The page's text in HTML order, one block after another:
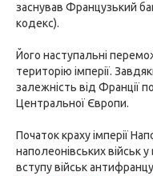
заснував Французький
кодекс).
Його наступальні
територію імперії.
залежність від Франції
Центральної Європи.
Початок краху імперії
наполеонівських військ у
вступу військ